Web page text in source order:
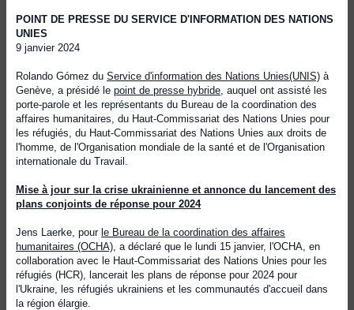
POINT DE PRESSE DU SERVICE D'INFORMATION DES NATIONS
UNIES
9 janvier 2024
Rolando Gómez du Service d'information des Nations Unies(UNIS) à
Genève, a présidé le point de presse hybride, auquel ont assisté les
porte-parole et les représentants du Bureau de la coordination des
affaires humanitaires, du Haut-Commissariat des Nations Unies pour
les réfugiés, du Haut-Commissariat des Nations Unies aux droits de
l'homme, de l'Organisation mondiale de la santé et de l'Organisation
internationale du Travail.
Mise à jour sur la crise ukrainienne et annonce du lancement des
plans conjoints de réponse pour 2024
Jens Laerke, pour le Bureau de la coordination des affaires
humanitaires (OCHA), a déclaré que le lundi 15 janvier, l'OCHA, en
collaboration avec le Haut-Commissariat des Nations Unies pour les
réfugiés (HCR), lancerait les plans de réponse pour 2024 pour
l'Ukraine, les réfugiés ukrainiens et les communautés d'accueil dans
la région élargie.